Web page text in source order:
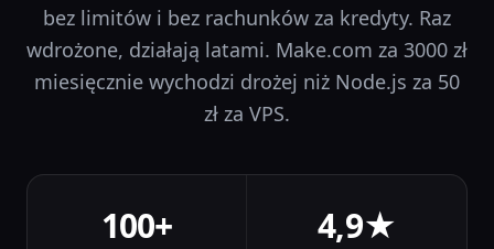
bez limitów i bez rachunków za kredyty. Raz
wdrożone, działają latami. Make.com za 3000 zł
miesięcznie wychodzi drożej niż Node.js za 50
zł za VPS.
100+ 4,9★